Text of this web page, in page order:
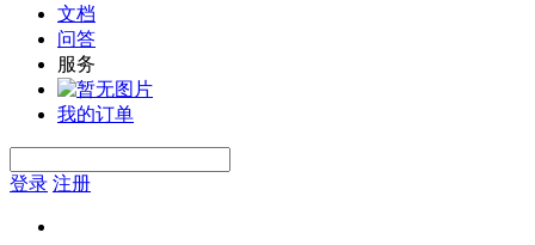
文档
问答
服务
我的订单
登录 注册